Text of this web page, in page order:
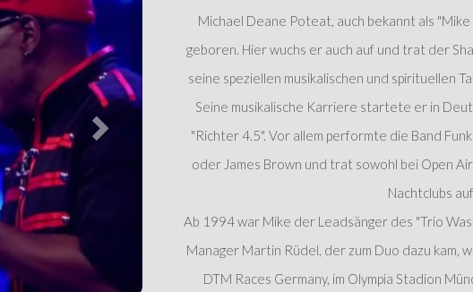
Michael Deane Poteat, auch bekannt als "Mike
geboren. Hier wuchs er auch auf und trat der
seine speziellen musikalischen und spirituellen
Seine musikalische Karriere startete er in
"Richter 4.5". Vor allem performte die Band
oder James Brown und trat sowohl bei Open
Nachtclubs
Ab 1994 war Mike der Leadsänger des "Trio
Manager Martin Rüdel, der zum Duo dazu kam,
DTM Races Germany, im Olympia Stadion